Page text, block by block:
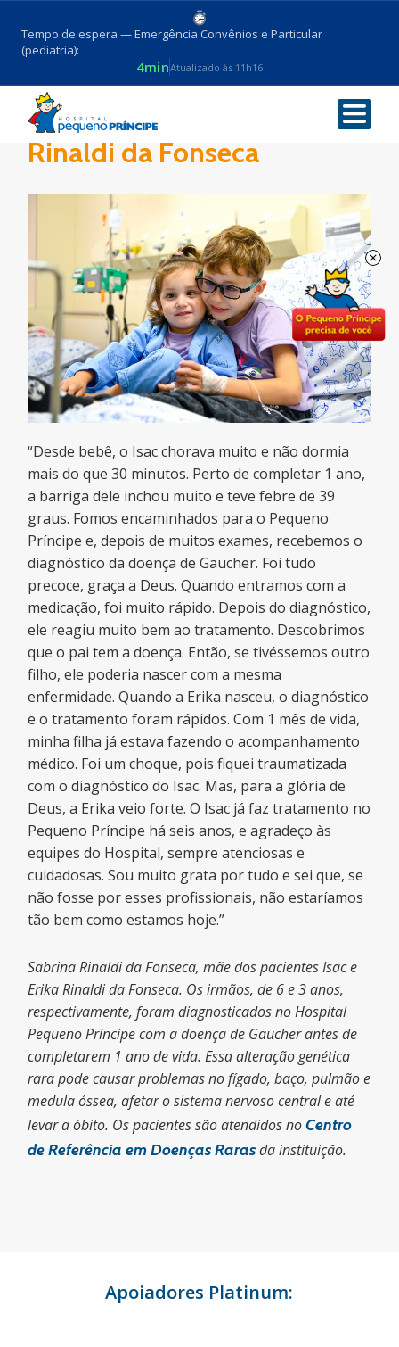
Tempo de espera — Emergência Convênios e Particular
(pediatria):
4minAtualizado às 11h16
Pacientes Isac e Erika
Rinaldi da Fonseca
“Desde bebê, o Isac chorava muito e não dormia
mais do que 30 minutos. Perto de completar 1 ano,
a barriga dele inchou muito e teve febre de 39
graus. Fomos encaminhados para o Pequeno
Príncipe e, depois de muitos exames, recebemos o
diagnóstico da doença de Gaucher. Foi tudo
precoce, graça a Deus. Quando entramos com a
medicação, foi muito rápido. Depois do diagnóstico,
ele reagiu muito bem ao tratamento. Descobrimos
que o pai tem a doença. Então, se tivéssemos outro
filho, ele poderia nascer com a mesma
enfermidade. Quando a Erika nasceu, o diagnóstico
e o tratamento foram rápidos. Com 1 mês de vida,
minha filha já estava fazendo o acompanhamento
médico. Foi um choque, pois fiquei traumatizada
com o diagnóstico do Isac. Mas, para a glória de
Deus, a Erika veio forte. O Isac já faz tratamento no
Pequeno Príncipe há seis anos, e agradeço às
equipes do Hospital, sempre atenciosas e
cuidadosas. Sou muito grata por tudo e sei que, se
não fosse por esses profissionais, não estaríamos
tão bem como estamos hoje.”
Sabrina Rinaldi da Fonseca, mãe dos pacientes Isac e
Erika Rinaldi da Fonseca. Os irmãos, de 6 e 3 anos,
respectivamente, foram diagnosticados no Hospital
Pequeno Príncipe com a doença de Gaucher antes de
completarem 1 ano de vida. Essa alteração genética
rara pode causar problemas no fígado, baço, pulmão e
medula óssea, afetar o sistema nervoso central e até
levar a óbito. Os pacientes são atendidos noCentro
de Referência em Doenças Rarasda instituição.
Apoiadores Platinum: